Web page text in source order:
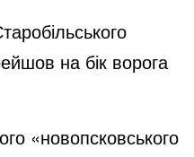
на бік ворога
«новопсковського